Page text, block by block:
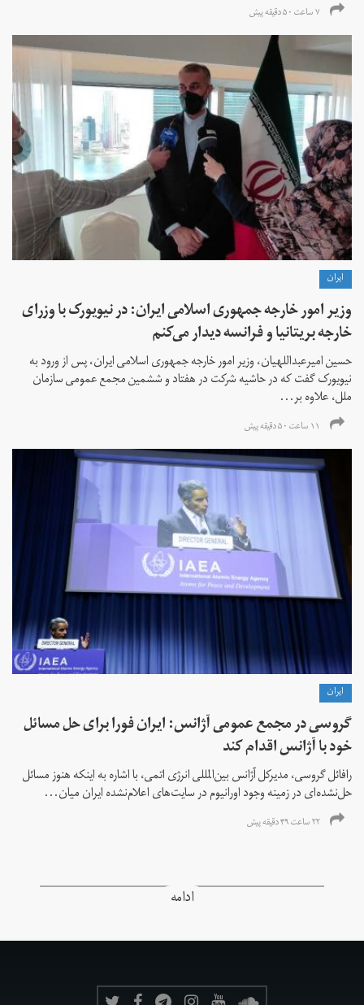
۷ ساعت ۵۰ دقیقه پیش
ايران
وزیر امور خارجه جمهوری اسلامی ایران: در نیویورک با وزرای
خارجه بریتانیا و فرانسه دیدار می‌کنم
حسین امیرعبداللهیان، وزیر امور خارجه جمهوری اسلامی ایران، پس از ورود به
نیویورک گفت که در حاشیه شرکت در هفتاد و ششمین مجمع عمومی سازمان
ملل، علاوه بر...
۱۱ ساعت ۵۰ دقیقه پیش
ايران
گروسی در مجمع عمومی آژانس: ایران فورا برای حل مسائل
خود با آژانس اقدام کند
رافائل گروسی، مدیرکل آژانس بین‌المللی انرژی اتمی، با اشاره به اینکه هنوز مسائل
حل‌نشده‌ای در زمینه وجود اورانیوم در سایت‌های اعلام‌نشده ایران میان...
۲۲ ساعت ۴۹ دقیقه پیش
ادامه